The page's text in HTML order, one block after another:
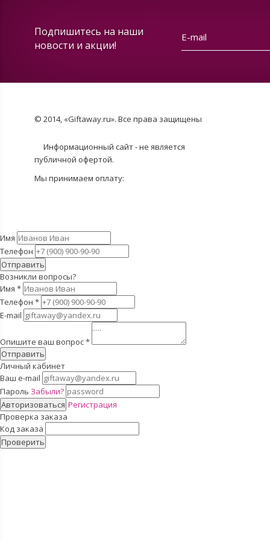
Подпишитесь на наши
новости и акции!
© 2014, «Giftaway.ru». Все права защищены
Информационный сайт - не является
публичной офертой.
Мы принимаем оплату:
Имя
Телефон
Отправить
Возникли вопросы?
Имя *
Телефон *
E-mail
Опишите ваш вопрос*
Отправить
Личный кабинет
Ваш e-mail
Пароль Забыли?
Авторизоваться Регистрация
Проверка заказа
Код заказа
Проверить